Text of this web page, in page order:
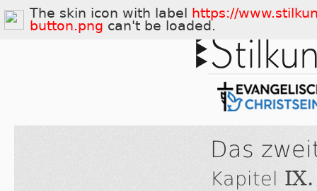
Das
Kapitel IX.
The skin icon with label
https://
button.png can't be loaded.